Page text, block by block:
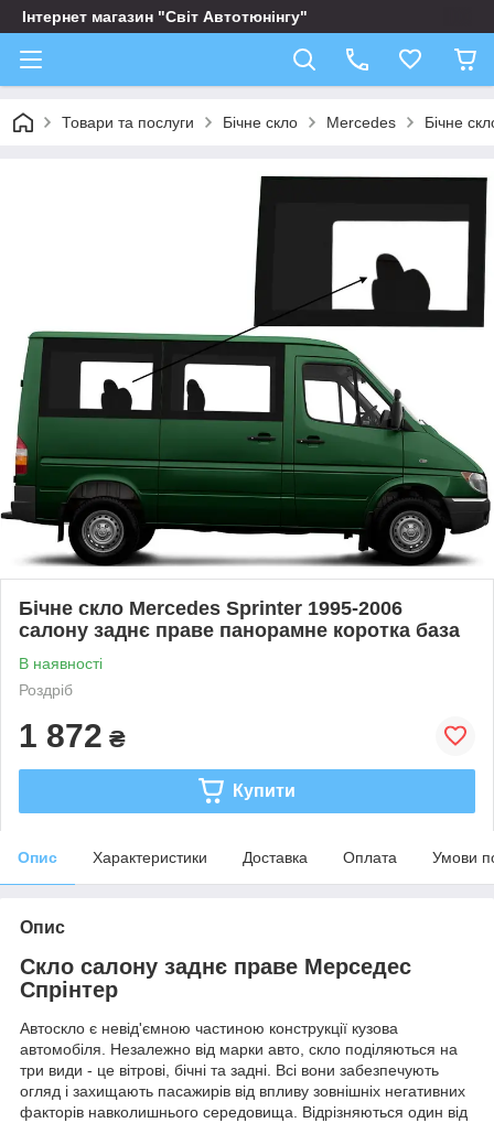
Інтернет магазин "Світ Автотюнінгу"
Товари та послуги Бічне скло Mercedes Бічне
Бічне скло Mercedes Sprinter 1995-2006
салону заднє праве панорамне коротка база
В наявності
Роздріб
1 872 ₴
Купити
Опис Характеристики Доставка Оплата Умови
Опис
Скло салону заднє праве Мерседес
Спрінтер
Автоскло є невід'ємною частиною конструкції кузова
автомобіля. Незалежно від марки авто, скло поділяються на
три види - це вітрові, бічні та задні. Всі вони забезпечують
огляд і захищають пасажирів від впливу зовнішніх негативних
факторів навколишнього середовища. Відрізняються один від